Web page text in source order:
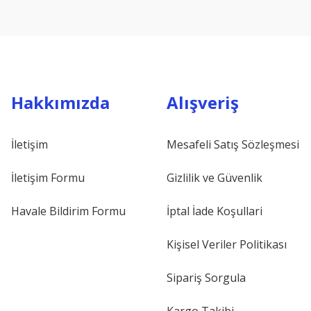
Hakkımızda
İletişim
İletişim Formu
Havale Bildirim Formu
Alışveriş
Mesafeli Satış Sözleşmesi
Gizlilik ve Güvenlik
İptal İade Koşullari
Kişisel Veriler Politikası
Sipariş Sorgula